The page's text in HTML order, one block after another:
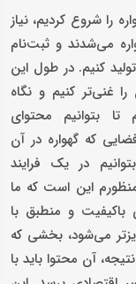
و زمانی که گهواره را شروع کردیم، نیاز
می‌شدند و ثبت‌نام
کنیم. در طول این
را غنی‌تر کنیم و نگاه
بتوانیم محتوای
که گهواره در آن
در یک فرایند
این است که ما
باکیفیت و منطبق با
ریزتر می‌شود، بخشی که
آن محتوا باید با